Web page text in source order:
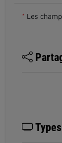
* Les
Types